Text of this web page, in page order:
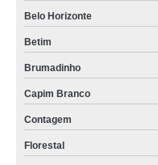
Belo Horizonte
Betim
Brumadinho
Capim Branco
Contagem
Florestal